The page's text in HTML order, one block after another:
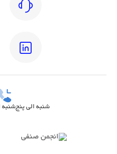
شنبه الی پنج‌شنبه از